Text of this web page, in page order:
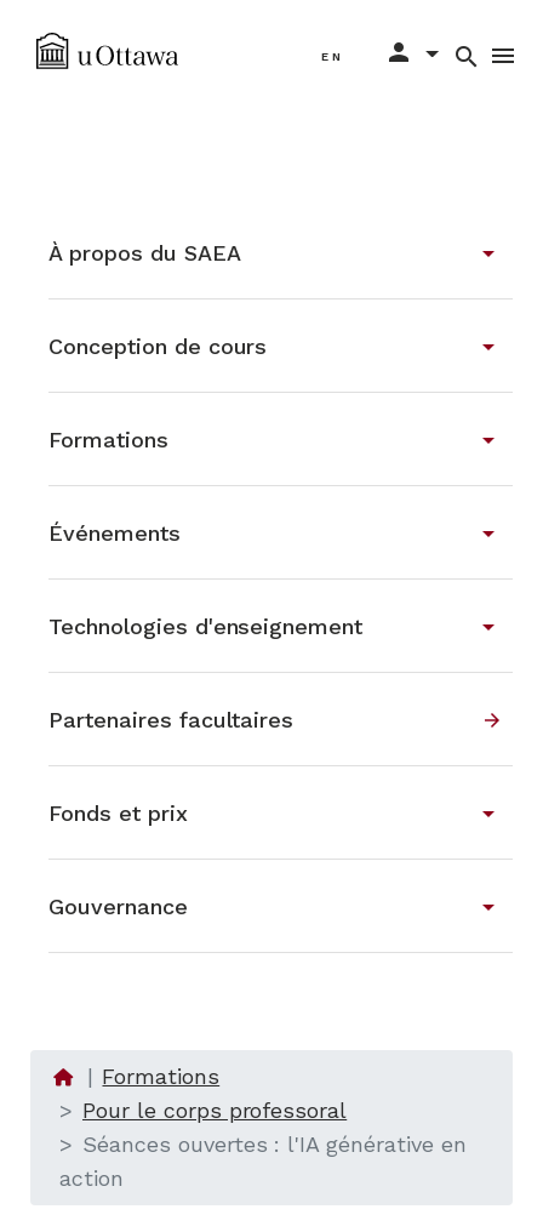
Sélectionnez votre langue
EN person search menu
À propos du SAEA arrow_drop_down
Conception de cours arrow_drop_down
Formations arrow_drop_down
Événements arrow_drop_down
Technologies d'enseignement arrow_drop_down
Partenaires facultaires arrow_forward
Fonds et prix arrow_drop_down
Gouvernance arrow_drop_down
Formations
Pour le corps professoral
Séances ouvertes : l'IA générative en
action